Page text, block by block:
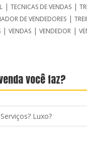
| TECNICAS DE VENDAS|
DE VENDEDORES |
|VENDAS |VENDEDOR |
você faz?